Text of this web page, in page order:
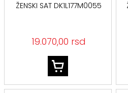
ŽENSKI SAT DK1L177M0055
19.070,00 rsd